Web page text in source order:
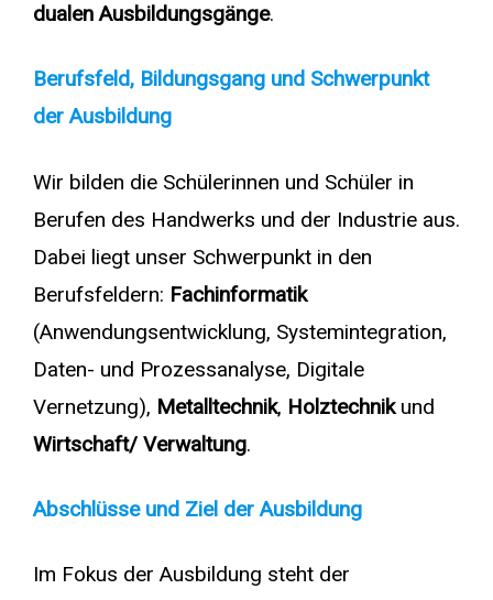
dualen Ausbildungsgänge.
Berufsfeld, Bildungsgang und Schwerpunkt
der Ausbildung
Wir bilden die Schülerinnen und Schüler in
Berufen des Handwerks und der Industrie aus.
Dabei liegt unser Schwerpunkt in den
Berufsfeldern: Fachinformatik
(Anwendungsentwicklung, Systemintegration,
Daten- und Prozessanalyse, Digitale
Vernetzung), Metalltechnik, Holztechnikund
Wirtschaft/ Verwaltung.
Abschlüsse und Ziel der Ausbildung
Im Fokus der Ausbildung steht der